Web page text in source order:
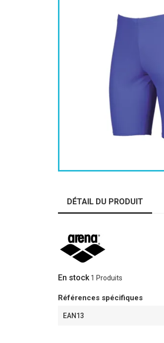
DÉTAIL DU PRODUIT
En stock 1 Produits
Références spécifiques
EAN13